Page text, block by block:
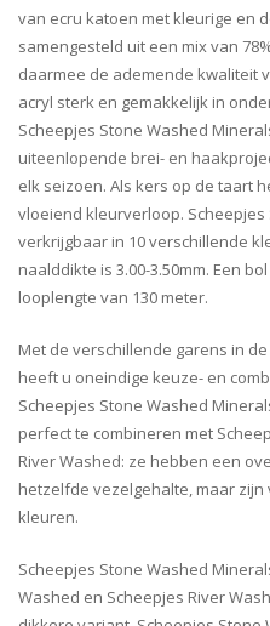
van ecru katoen met kleurige en
samengesteld uit een mix van
daarmee de ademende kwaliteit
acryl sterk en gemakkelijk in
Scheepjes Stone Washed
uiteenlopende brei- en
elk seizoen. Als kers op de taart
vloeiend kleurverloop.
verkrijgbaar in 10 verschillende
naalddikte is 3.00-3.50mm. Een
looplengte van 130 meter.
Met de verschillende garens in
heeft u oneindige keuze- en
Scheepjes Stone Washed
perfect te combineren met
River Washed: ze hebben een
hetzelfde vezelgehalte, maar
kleuren.
Scheepjes Stone Washed
Washed en Scheepjes River